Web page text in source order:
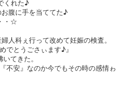
くれた♪
腹に手を当ててた♪
・☆
人科ぇ行って改めて妊娠の検査。
でとうごさぃます♪』
てきた。
不安』なのか今でもその時の感情ゎ